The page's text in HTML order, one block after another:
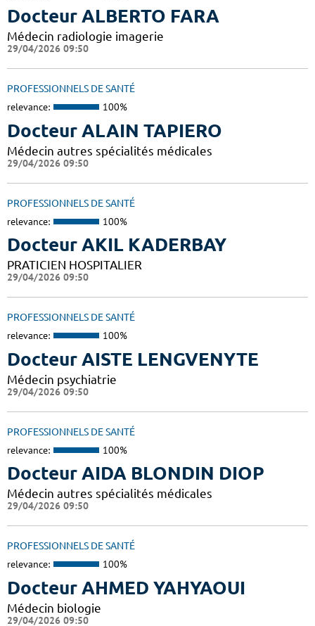
Docteur ALBERTO FARA
Médecin radiologie imagerie
29/04/2026 09:50
PROFESSIONNELS DE SANTÉ
relevance: 100%
Docteur ALAIN TAPIERO
Médecin autres spécialités médicales
29/04/2026 09:50
PROFESSIONNELS DE SANTÉ
relevance: 100%
Docteur AKIL KADERBAY
PRATICIEN HOSPITALIER
29/04/2026 09:50
PROFESSIONNELS DE SANTÉ
relevance: 100%
Docteur AISTE LENGVENYTE
Médecin psychiatrie
29/04/2026 09:50
PROFESSIONNELS DE SANTÉ
relevance: 100%
Docteur AIDA BLONDIN DIOP
Médecin autres spécialités médicales
29/04/2026 09:50
PROFESSIONNELS DE SANTÉ
relevance: 100%
Docteur AHMED YAHYAOUI
Médecin biologie
29/04/2026 09:50